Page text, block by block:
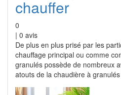
chauffer
0
| 0 avis
De plus en plus prisé par les
chauffage principal ou comme
granulés possède de nombreux
atouts de la chaudière à